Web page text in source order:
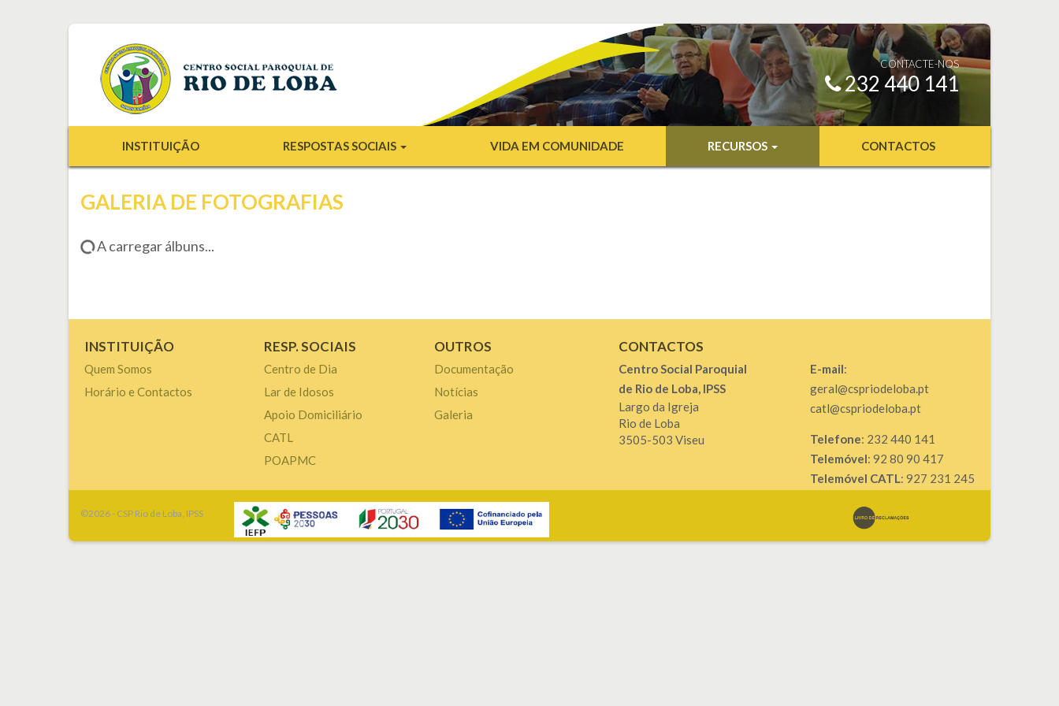
CONTACTE-NOS
232 440 141
INSTITUIÇÃO RESPOSTAS SOCIAIS VIDA EM COMUNIDADE RECURSOS CONTACTOS
GALERIA DE FOTOGRAFIAS
A carregar álbuns...
INSTITUIÇÃO
Quem Somos
Horário e Contactos
RESP. SOCIAIS
Centro de Dia
Lar de Idosos
Apoio Domiciliário
CATL
POAPMC
OUTROS
Documentação
Notícias
Galeria
CONTACTOS
Centro Social Paroquial
de Rio de Loba, IPSS
Largo da Igreja
Rio de Loba
3505-503 Viseu
E-mail:
geral@cspriodeloba.pt
catl@cspriodeloba.pt
Telefone: 232 440 141
Telemóvel: 92 80 90 417
Telemóvel CATL: 927 231 245
©2026 - CSP Rio de Loba, IPSS